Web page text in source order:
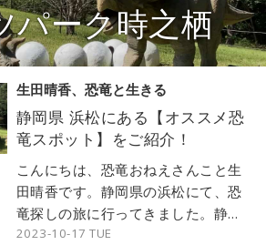
パーク時之栖
静岡県 浜松にある【オススメ恐
竜スポット】をご紹介！
こんにちは、恐竜おねえさんこと生
田晴香です。静岡県の浜松にて、恐
竜探しの旅に行ってきました。静岡
といえばあんまり恐竜のイメージは
2023-10-17 TUE
生田晴香、恐竜と生きる